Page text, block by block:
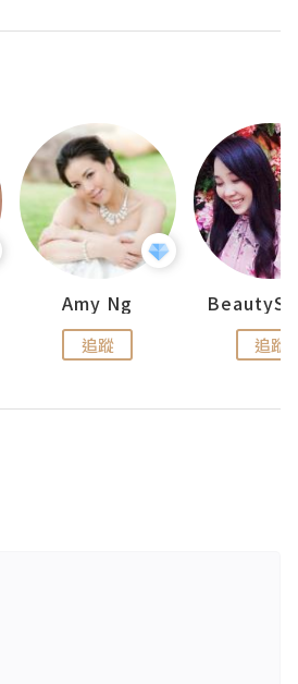
Amy Ng
追蹤 追蹤